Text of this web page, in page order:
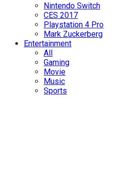
Nintendo Switch
CES 2017
Playstation 4 Pro
Mark Zuckerberg
Entertainment
All
Gaming
Movie
Music
Sports